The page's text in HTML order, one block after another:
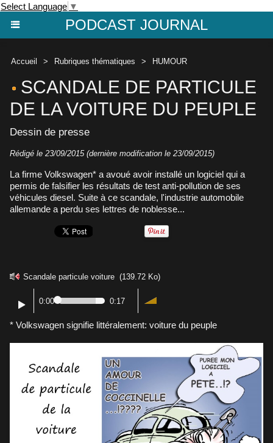
Select Language ▼
PODCAST JOURNAL
Accueil > Rubriques thématiques > HUMOUR
SCANDALE DE PARTICULE
DE LA VOITURE DU PEUPLE
Dessin de presse
Rédigé le 23/09/2015 (dernière modification le 23/09/2015)
La firme Volkswagen* a avoué avoir installé un logiciel qui a
permis de falsifier les résultats de test anti-pollution de ses
véhicules diesel. Suite à ce scandale, l'industrie automobile
allemande a perdu ses lettres de noblesse...
Scandale particule voiture (139.72 Ko)
0:00 0:17
* Volkswagen signifie littéralement: voiture du peuple